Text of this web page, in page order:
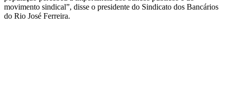
movimento sindical”, disse o presidente do Sindicato dos Bancários
do Rio José Ferreira.